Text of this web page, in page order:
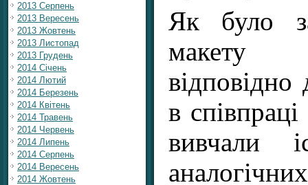
2013 Серпень
2013 Вересень
2013 Жовтень
2013 Листопад
2013 Грудень
2014 Січень
2014 Лютий
2014 Березень
2014 Квітень
2014 Травень
2014 Червень
2014 Липень
2014 Серпень
2014 Вересень
2014 Жовтень
Як було
макету
в
вивчали